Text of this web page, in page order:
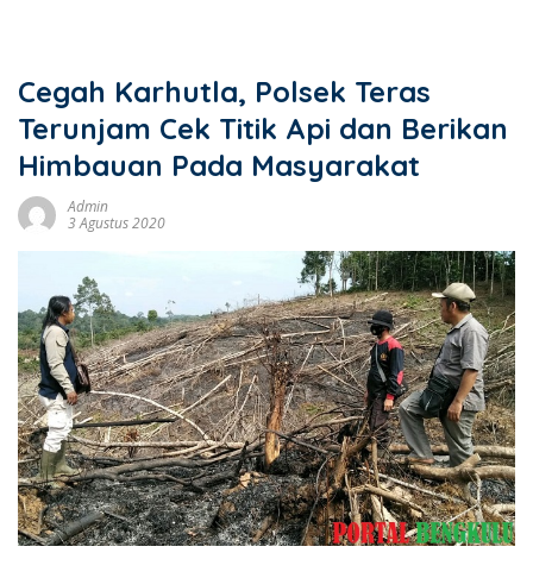
Cegah Karhutla, Polsek Teras
Terunjam Cek Titik Api dan Berikan
Himbauan Pada Masyarakat
Admin
3 Agustus 2020